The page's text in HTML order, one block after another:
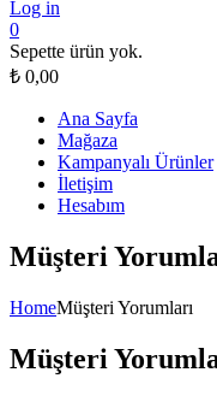
Log in
0
Sepette ürün yok.
₺ 0,00
Ana Sayfa
Mağaza
Kampanyalı Ürünler
İletişim
Hesabım
Müşteri
HomeMüşteri Yorumları
Müşteri